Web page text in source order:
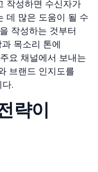
작성하면 수신자가
데 많은 도움이 될 수
작성하는 것부터
목소리 톤에
요 채널에서 보내는
브랜드 인지도를
.
략이